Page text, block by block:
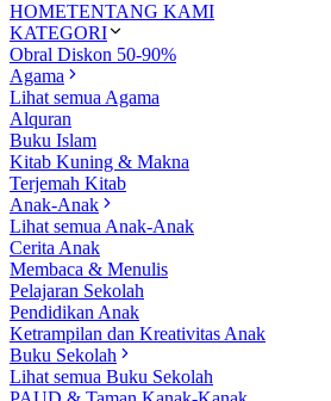
HOMETENTANG KAMI
KATEGORI
Obral Diskon 50-90%
Agama
Lihat semua Agama
Alquran
Buku Islam
Kitab Kuning & Makna
Terjemah Kitab
Anak-Anak
Lihat semua Anak-Anak
Cerita Anak
Membaca & Menulis
Pelajaran Sekolah
Pendidikan Anak
Ketrampilan dan Kreativitas Anak
Buku Sekolah
Lihat semua Buku Sekolah